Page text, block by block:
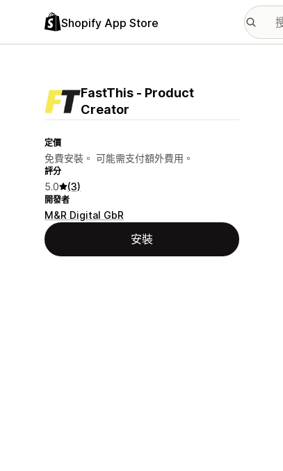
Shopify App Store
FastThis ‑ Product
Creator
定價
免費安裝。 可能需支付額外費用。
評分
5.0 (3)
開發者
M&R Digital GbR
安裝